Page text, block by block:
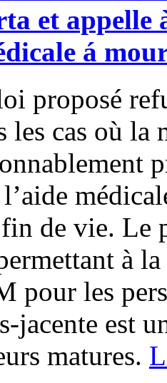
et appelle
á
proposé
les cas où la
de vie. Le
à
pour les
jacente est
matures.